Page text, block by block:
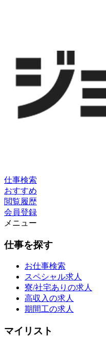
仕事検索
おすすめ
閲覧履歴
会員登録
メニュー
仕事を探す
お仕事検索
スペシャル求人
寮/社宅ありの求人
高収入の求人
期間工の求人
マイリスト